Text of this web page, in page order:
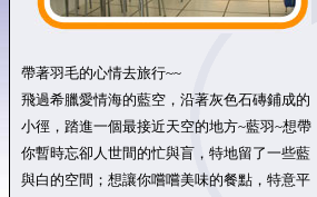
帶著羽毛的心情去旅行~~
飛過希臘愛情海的藍空，沿著灰色石磚鋪成的
小徑，踏進一個最接近天空的地方~藍羽~想帶
你暫時忘卻人世間的忙與盲，特地留了一些藍
與白的空間；想讓你嚐嚐美味的餐點，特意平